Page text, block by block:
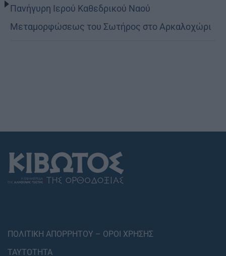
Πανήγυρη Ιερού Καθεδρικού Ναού
Μεταμορφώσεως του Σωτήρος στο Αρκαλοχώρι
ΠΟΛΙΤΙΚΗ ΑΠΟΡΡΗΤΟΥ – ΟΡΟΙ ΧΡΗΣΗΣ
ΤΑΥΤΟΤΗΤΑ